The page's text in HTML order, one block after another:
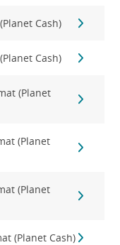
Cash)
Cash)
(Planet
(Planet
(Planet
(Planet Cash)